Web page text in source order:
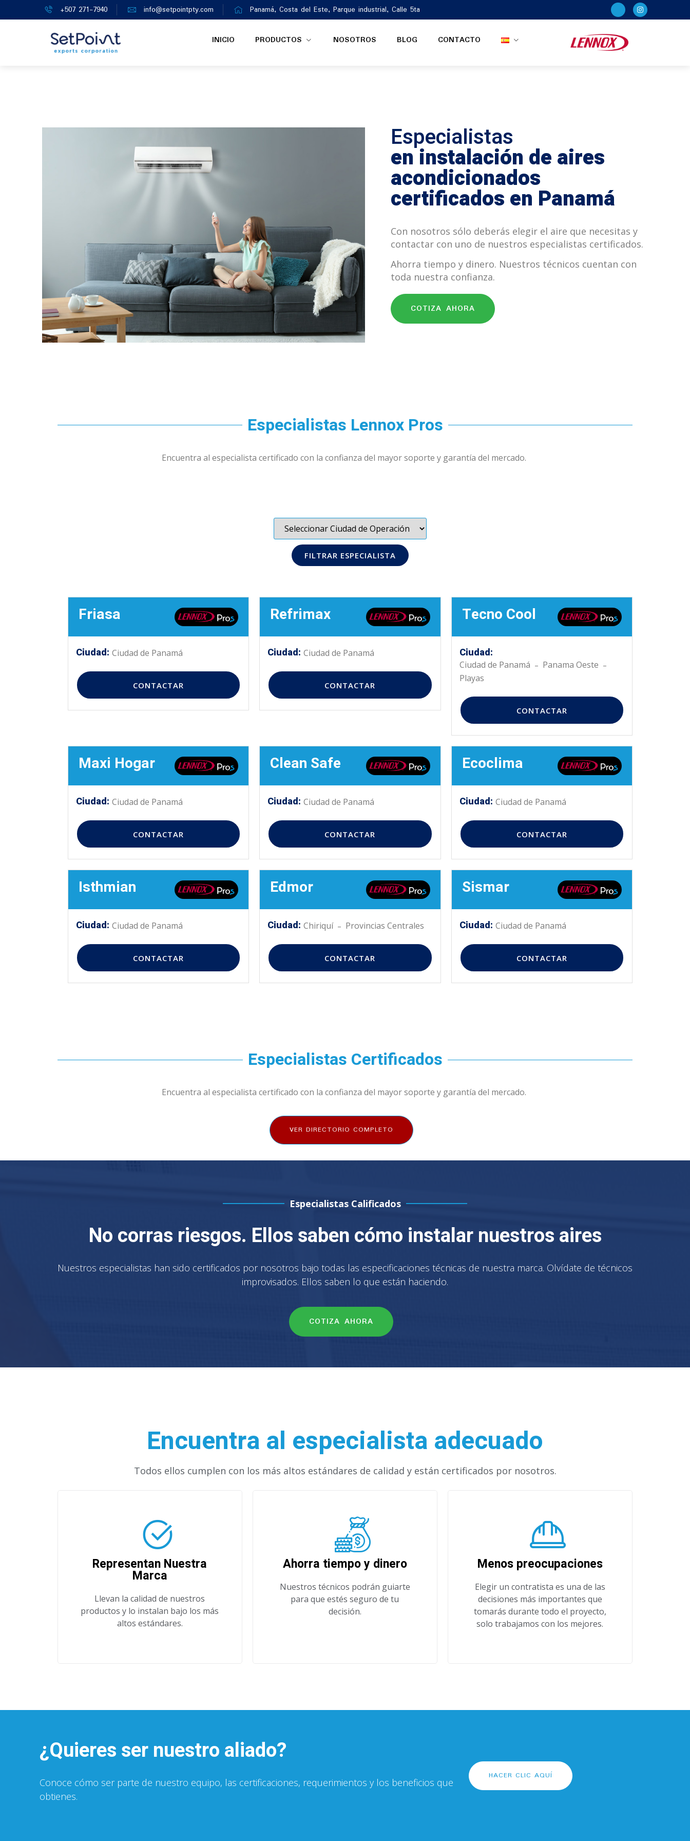
+507 271-7940 info@setpointpty.com Panamá, Costa del Este, Parque industrial, Calle 5ta
INICIO PRODUCTOS NOSOTROS BLOG CONTACTO
Especialistas
en instalación de aires
acondicionados
certificados en Panamá
Con nosotros sólo deberás elegir el aire que necesitas y
contactar con uno de nuestros especialistas certificados.
Ahorra tiempo y dinero. Nuestros técnicos cuentan con
toda nuestra confianza.
COTIZA AHORA
Especialistas Lennox Pros
Encuentra al especialista certificado con la confianza del mayor soporte y garantía del mercado.
FILTRAR ESPECIALISTA
Friasa
Ciudad: Ciudad de Panamá
CONTACTAR
Refrimax
Ciudad: Ciudad de Panamá
CONTACTAR
Tecno Cool
Ciudad:
Ciudad de Panamá - Panama Oeste -
Playas
CONTACTAR
Maxi Hogar
Ciudad: Ciudad de Panamá
CONTACTAR
Clean Safe
Ciudad: Ciudad de Panamá
CONTACTAR
Ecoclima
Ciudad: Ciudad de Panamá
CONTACTAR
Isthmian
Ciudad: Ciudad de Panamá
CONTACTAR
Edmor
Ciudad: Chiriquí- Provincias Centrales
CONTACTAR
Sismar
Ciudad: Ciudad de Panamá
CONTACTAR
Especialistas Certificados
Encuentra al especialista certificado con la confianza del mayor soporte y garantía del mercado.
VER DIRECTORIO COMPLETO
Especialistas Calificados
No corras riesgos. Ellos saben cómo instalar nuestros aires
Nuestros especialistas han sido certificados por nosotros bajo todas las especificaciones técnicas de nuestra marca. Olvídate de técnicos
improvisados. Ellos saben lo que están haciendo.
COTIZA AHORA
Encuentra al especialista adecuado
Todos ellos cumplen con los más altos estándares de calidad y están certificados por nosotros.
Representan Nuestra
Marca
Llevan la calidad de nuestros
productos y lo instalan bajo los más
altos estándares.
Ahorra tiempo y dinero
Nuestros técnicos podrán guiarte
para que estés seguro de tu
decisión.
Menos preocupaciones
Elegir un contratista es una de las
decisiones más importantes que
tomarás durante todo el proyecto,
solo trabajamos con los mejores.
¿Quieres ser nuestro aliado?
Conoce cómo ser parte de nuestro equipo, las certificaciones, requerimientos y los beneficios que
obtienes.
HACER CLIC AQUÍ